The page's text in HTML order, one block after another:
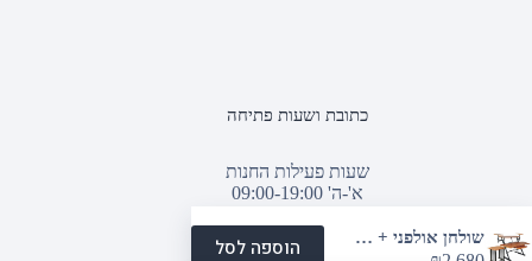
כתובת ושעות פתיחה
שעות פעילות החנות
א'-ה' 09:00-19:00
03-9382771
938@938.co.il
שולחן אולפני + מעמד 19″ הוספה לסל